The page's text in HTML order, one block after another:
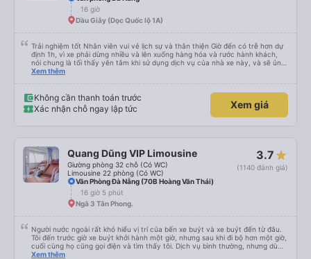
16 giờ
Dầu Giây (Dọc Quốc lộ 1A)
Trải nghiệm tốt Nhân viên vui vẻ lịch sự và thân thiện Giờ đến có trễ hơn dự
định 1h, vì xe phải dừng nhiều và lên xuống hàng hóa và rước hành khách,
nói chung là tối thấy yên tâm khi sử dụng dịch vụ của nhà xe này, và sẽ ủng
hộ và giới thiệu cho người thân sử dụng dịch vụ của nhà xe này
Xem thêm
Không cần thanh toán trước
Xác nhận chỗ ngay lập tức
Xem giá
Quang Dũng VIP Limousine
Giường phòng 32 chỗ (Có WC)
Limousine 22 phòng (Có WC)
3.7
(1140 đánh giá)
Văn Phòng Đà Nẵng (70B Hoàng Văn Thái)
16 giờ 5 phút
Ngã 3 Tân Phong.
Người nước ngoài rất khó hiểu vị trí của bến xe buýt và xe buýt đến từ đâu.
Tôi đến trước giờ xe buýt khởi hành một giờ, nhưng sau khi đi bộ hơn một giờ,
cuối cùng họ cũng gọi điện và tìm thấy tôi. Dịch vụ bình thường, nhưng dù
sao thì tôi ngủ ngon hơn ở khách sạn vì tôi rất thoải mái. Sẽ tuyệt hơn nếu
Xem thêm